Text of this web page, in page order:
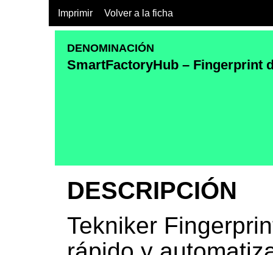
Imprimir Volver a la ficha
DENOMINACIÓN
SmartFactoryHub – Fingerprint
DESCRIPCIÓN
Tekniker